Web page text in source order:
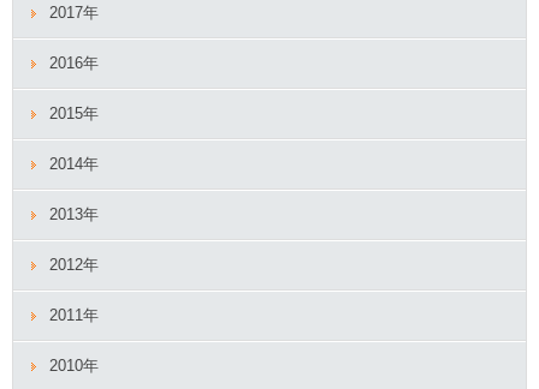
2017年
2016年
2015年
2014年
2013年
2012年
2011年
2010年